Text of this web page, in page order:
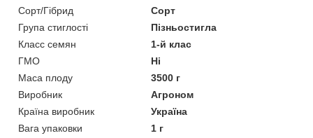
Сорт/Гібрид
Сорт
Група стиглості
Пізньостигла
Класс семян
1-й клас
ГМО
Ні
Маса плоду
3500 г
Виробник
Агроном
Країна виробник
Україна
Вага упаковки
1 г